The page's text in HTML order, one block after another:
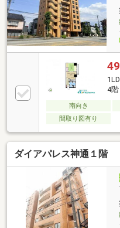
4
南向き
間取り図有り
ダイアパレス神通１階